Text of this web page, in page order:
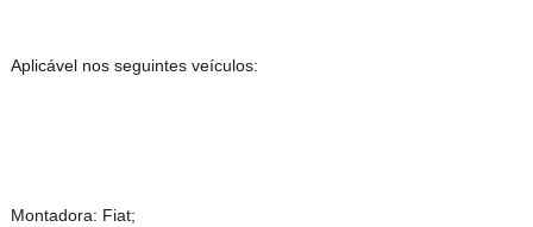
Aplicável nos seguintes veículos:
Montadora: Fiat;